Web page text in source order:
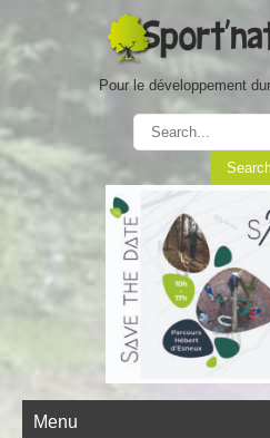
Pour le développement
Menu